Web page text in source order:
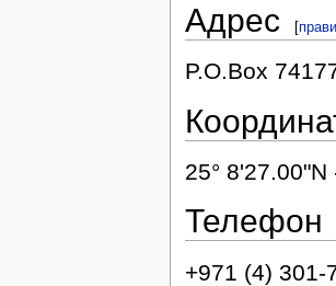
Адрес [
P.O.Box
25° 8'27.00"N
Телефон
+971 (4) 301-